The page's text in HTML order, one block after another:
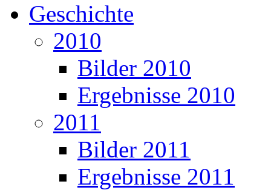
Geschichte
2010
Bilder 2010
Ergebnisse 2010
2011
Bilder 2011
Ergebnisse 2011